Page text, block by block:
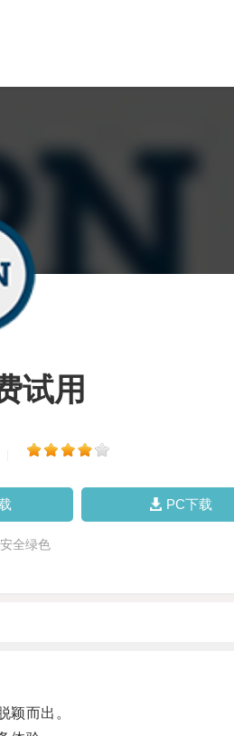
试用
PC下载
全绿色
而出。